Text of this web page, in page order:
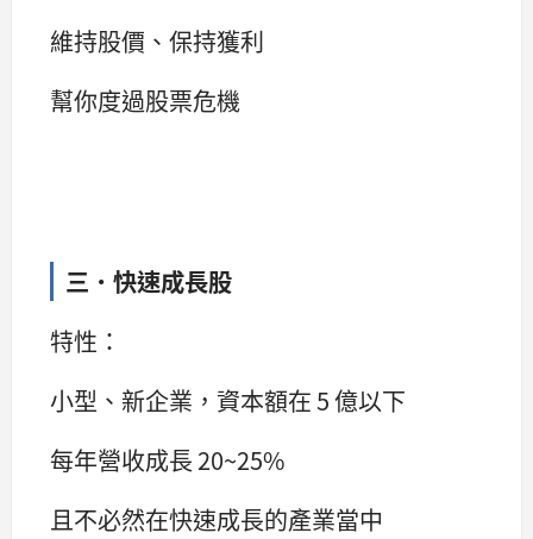
維持股價、保持獲利
幫你度過股票危機
三．快速成長股
特性：
小型、新企業，資本額在 5 億以下
每年營收成長 20~25%
且不必然在快速成長的產業當中